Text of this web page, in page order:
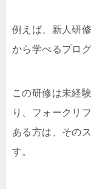
例えば、新人研
から学べるプロ
この研修は未経
り、フォークリ
ある方は、その
す。